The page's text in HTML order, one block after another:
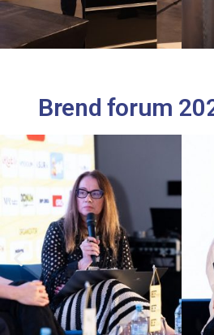
Brend forum